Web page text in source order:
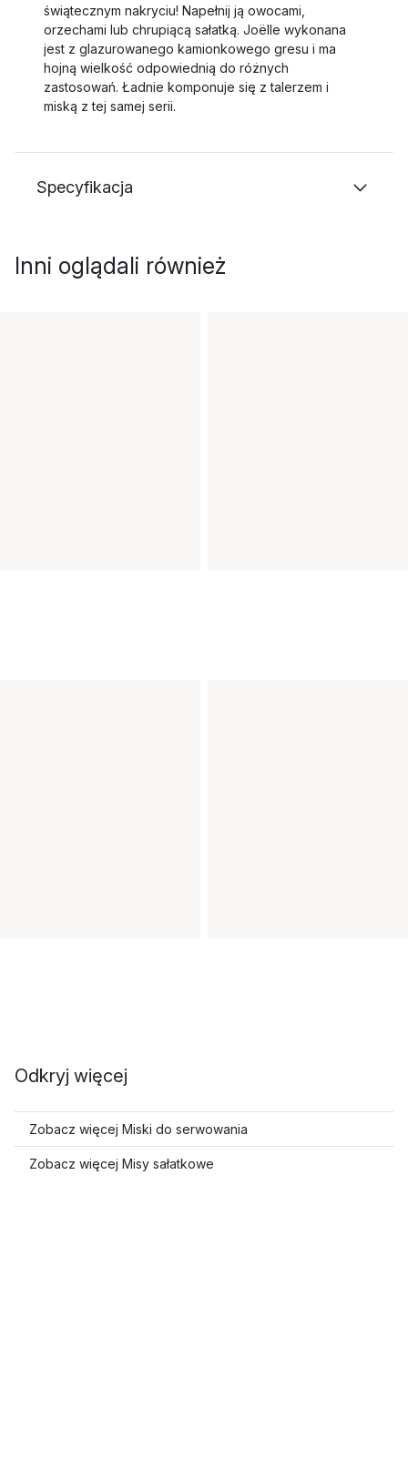
świątecznym nakryciu! Napełnij ją owocami,
orzechami lub chrupiącą sałatką. Joëlle wykonana
jest z glazurowanego kamionkowego gresu i ma
hojną wielkość odpowiednią do różnych
zastosowań. Ładnie komponuje się z talerzem i
miską z tej samej serii.
Specyfikacja
Inni oglądali również
Odkryj więcej
Zobacz więcej Miski do serwowania
Zobacz więcej Misy sałatkowe